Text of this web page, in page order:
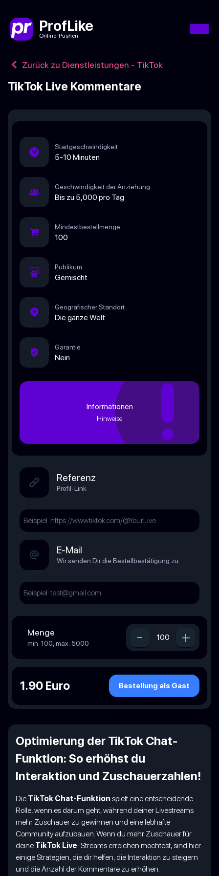
ProfLike
Online-Pushen
Zurück zu Dienstleistungen - TikTok
TikTok Live Kommentare
Startgeschwindigkeit
5-10 Minuten
Geschwindigkeit der Anziehung
Bis zu 5,000 pro Tag
Mindestbestellmenge
100
Publikum
Gemischt
Geografischer Standort
Die ganze Welt
Garantie
Nein
Informationen
Hinweise
Referenz
Profil-Link
E-Mail
Wir senden Dir die Bestellbestätigung zu
Menge
min: 100, max: 5000 - +
1.90 Euro Bestellung als Gast
Optimierung der TikTok Chat-
Funktion: So erhöhst du
Interaktion und Zuschauerzahlen!
Die TikTok Chat-Funktion spielt eine entscheidende
Rolle, wenn es darum geht, während deiner Livestreams
mehr Zuschauer zu gewinnen und eine lebhafte
Community aufzubauen. Wenn du mehr Zuschauer für
deine TikTok Live-Streams erreichen möchtest, sind hier
einige Strategien, die dir helfen, die Interaktion zu steigern
und die Anzahl der Kommentare zu erhöhen.